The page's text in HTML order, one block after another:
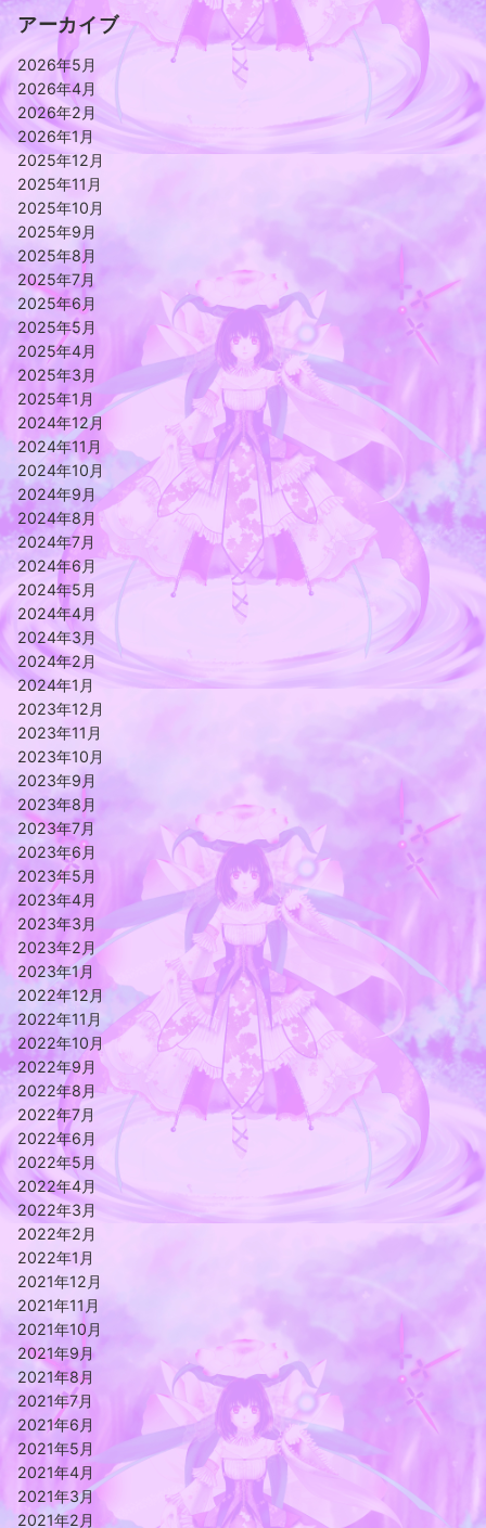
アーカイブ
2026年5月
2026年4月
2026年2月
2026年1月
2025年12月
2025年11月
2025年10月
2025年9月
2025年8月
2025年7月
2025年6月
2025年5月
2025年4月
2025年3月
2025年1月
2024年12月
2024年11月
2024年10月
2024年9月
2024年8月
2024年7月
2024年6月
2024年5月
2024年4月
2024年3月
2024年2月
2024年1月
2023年12月
2023年11月
2023年10月
2023年9月
2023年8月
2023年7月
2023年6月
2023年5月
2023年4月
2023年3月
2023年2月
2023年1月
2022年12月
2022年11月
2022年10月
2022年9月
2022年8月
2022年7月
2022年6月
2022年5月
2022年4月
2022年3月
2022年2月
2022年1月
2021年12月
2021年11月
2021年10月
2021年9月
2021年8月
2021年7月
2021年6月
2021年5月
2021年4月
2021年3月
2021年2月